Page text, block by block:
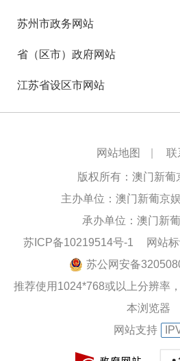
苏州市政务网站
省（区市）政府网站
江苏省设区市网站
网站地图 联
版权所有：澳门新葡
主办单位：澳门新葡京
承办单位：澳门新
苏ICP备10219514号-1
网站
苏公网安备
推荐使用1024*768或以上分辨率
本浏览器
网站支持